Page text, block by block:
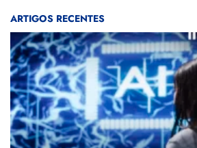
ARTIGOS RECENTES